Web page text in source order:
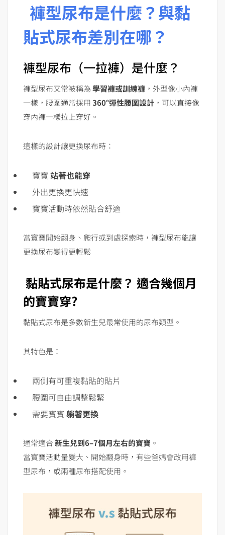
褲型尿布是什麼？與黏
貼式尿布差別在哪？
褲型尿布（一拉褲）是什麼？
褲型尿布又常被稱為學習褲或訓練褲 ，外型像小內褲
一樣，腰圍通常採用360°彈性腰圍設計 ，可以直接像
穿內褲一樣拉上穿好。
這樣的設計讓更換尿布時：
寶寶 站著也能穿
外出更換更快速
寶寶活動時依然貼合舒適
當寶寶開始翻身、爬行或到處探索時，褲型尿布能讓
更換尿布變得更輕鬆
黏貼式尿布是什麼？ 適合幾個月
的寶寶穿?
黏貼式尿布是多數新生兒最常使用的尿布類型。
其特色是：
兩側有可重複黏貼的貼片
腰圍可自由調整鬆緊
需要寶寶 躺著更換
通常適合新生兒到6–7個月左右的寶寶 。
當寶寶活動量變大、開始翻身時，有些爸媽會改用褲
型尿布，或兩種尿布搭配使用。